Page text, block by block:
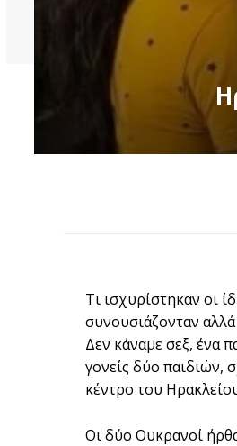
Τι ισχυρίστηκαν οι
συνουσιάζονταν
Δεν κάναμε σεξ, ένα
γονείς δύο παιδιών,
κέντρο του
Οι δύο Ουκρανοί